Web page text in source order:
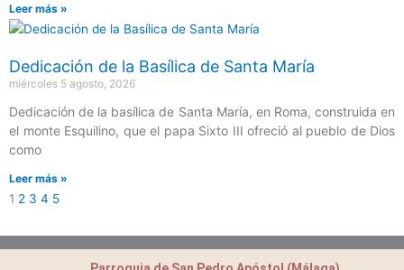
Leer más »
Dedicación de la Basílica de Santa María
miércoles 5 agosto, 2026
Dedicación de la basílica de Santa María, en Roma, construida en
el monte Esquilino, que el papa Sixto III ofreció al pueblo de Dios
como
Leer más »
1 2 3 4 5